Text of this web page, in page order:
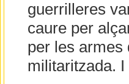
guerrilleres
caure per
per les armes
militaritzada.